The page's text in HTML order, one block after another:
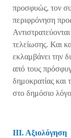
προσφυώς, τον
περιφρόνηση
τελείωσης. Και
εκλαμβάνει την
από τους
δημοκρατίας και
στο δημόσιο
ΙΙΙ. Αξιολόγηση